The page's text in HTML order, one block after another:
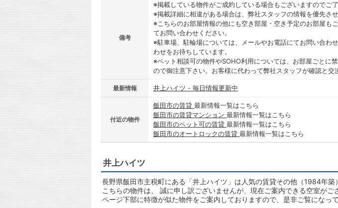
備考
※掲載している物件がご成約している場合もございますのでご了
※掲載詳細に相違がある場合は、弊社スタッフの情報を優先させ
※こちらのお部屋情報の他にも空き部屋・空き予定のお部屋も
てお問い合わせください。
※駐車場、駐輪場については、メールやお電話にてお問い合わ
わせをお待ちしています。
※ペット相談可の物件やSOHO利用については、お部屋ごとに
ので御注意下さい。お客様に代わって弊社スタッフが確認と交
最新情報 井上ハイツ - 毎日情報更新中
付近の物件
飯田市の賃貸 最新情報一覧はこちら
飯田市の賃貸マンション 最新情報一覧はこちら
飯田市のペット可の賃貸 最新情報一覧はこちら
飯田市のオートロックの賃貸 最新情報一覧はこちら
井上ハイツ
長野県飯田市主税町にある「井上ハイツ」は人気の賃貸その他（1984年築
こちらの物件は、 誠に申し訳ございませんが、現在ご案内できる空室がご
ページ下部に特徴が似た物件をご案内しておりますので、是非ご覧になって